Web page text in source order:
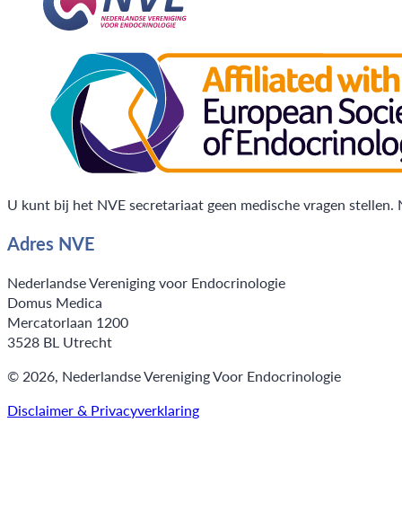
U kunt bij het NVE secretariaat geen medische vragen
Adres NVE
Nederlandse Vereniging voor Endocrinologie
Domus Medica
Mercatorlaan 1200
3528 BL Utrecht
© 2026, Nederlandse Vereniging Voor Endocrinologie
Disclaimer & Privacyverklaring